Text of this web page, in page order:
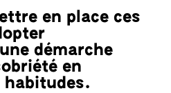
en place ces
démarche
en
habitudes.